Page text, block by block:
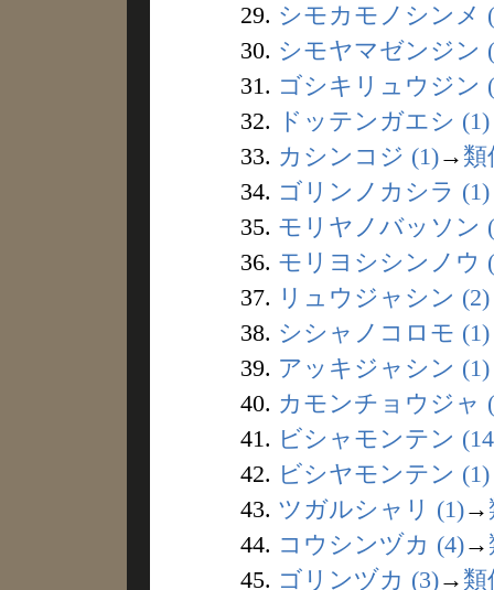
29. シモカモノシンメ
30. シモヤマゼンジン
31. ゴシキリュウジン
32.
ドッテンガエシ (1)
33. カシンコジ (1)→ 類
34. ゴリンノカシラ (1)
35. モリヤノバッソン
36. モリヨシシンノウ
37. リュウジャシン (2)
38. シシャノコロモ (1)
39. アッキジャシン (1)
40. カモンチョウジャ
41. ビシャモンテン
42. ビシヤモンテン (1)
43. ツガルシャリ (1)→
44. コウシンヅカ (4)→
45. ゴリンヅカ (3)→ 類